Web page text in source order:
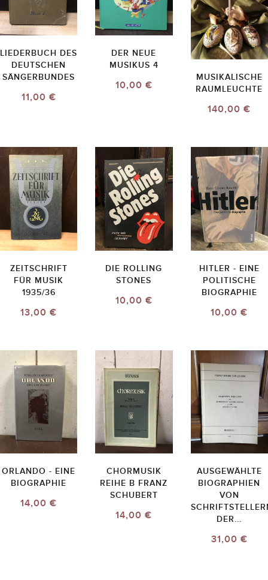
LIEDERBUCH DES
DEUTSCHEN
SÄNGERBUNDES
11,00 €
DER NEUE
MUSIKUS 4
10,00 €
MUSIKALISCHE
RAUMLEUCHTE
140,00 €
ZEITSCHRIFT
FÜR MUSIK
1935/36
13,00 €
DIE ROLLING
STONES
10,00 €
HITLER - EINE
POLITISCHE
BIOGRAPHIE
10,00 €
ORLANDO - EINE
BIOGRAPHIE
14,00 €
CHORMUSIK
REIHE B FRANZ
SCHUBERT
14,00 €
AUSGEWÄHLTE
BIOGRAPHIEN
VON
DER...
31,00 €